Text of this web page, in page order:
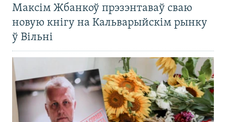
Максім Жбанкоў прэзэнтаваў сваю
новую кнігу на Кальварыйскім рынку
ў Вільні